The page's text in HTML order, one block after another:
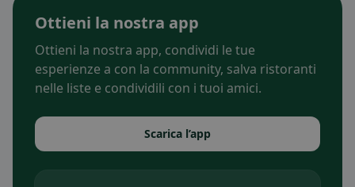
Ottieni la nostra app
Ottieni la nostra app, condividi le tue
esperienze a con la community, salva ristoranti
nelle liste e condividili con i tuoi amici.
Scarica l’app